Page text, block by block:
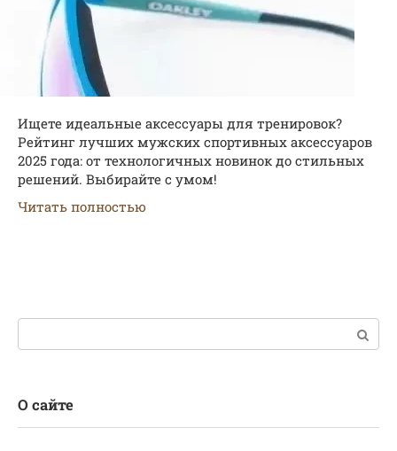
Ищете идеальные аксессуары для тренировок?
Рейтинг лучших мужских спортивных аксессуаров
2025 года: от технологичных новинок до стильных
решений. Выбирайте с умом!
Читать полностью
Поиск:
О сайте